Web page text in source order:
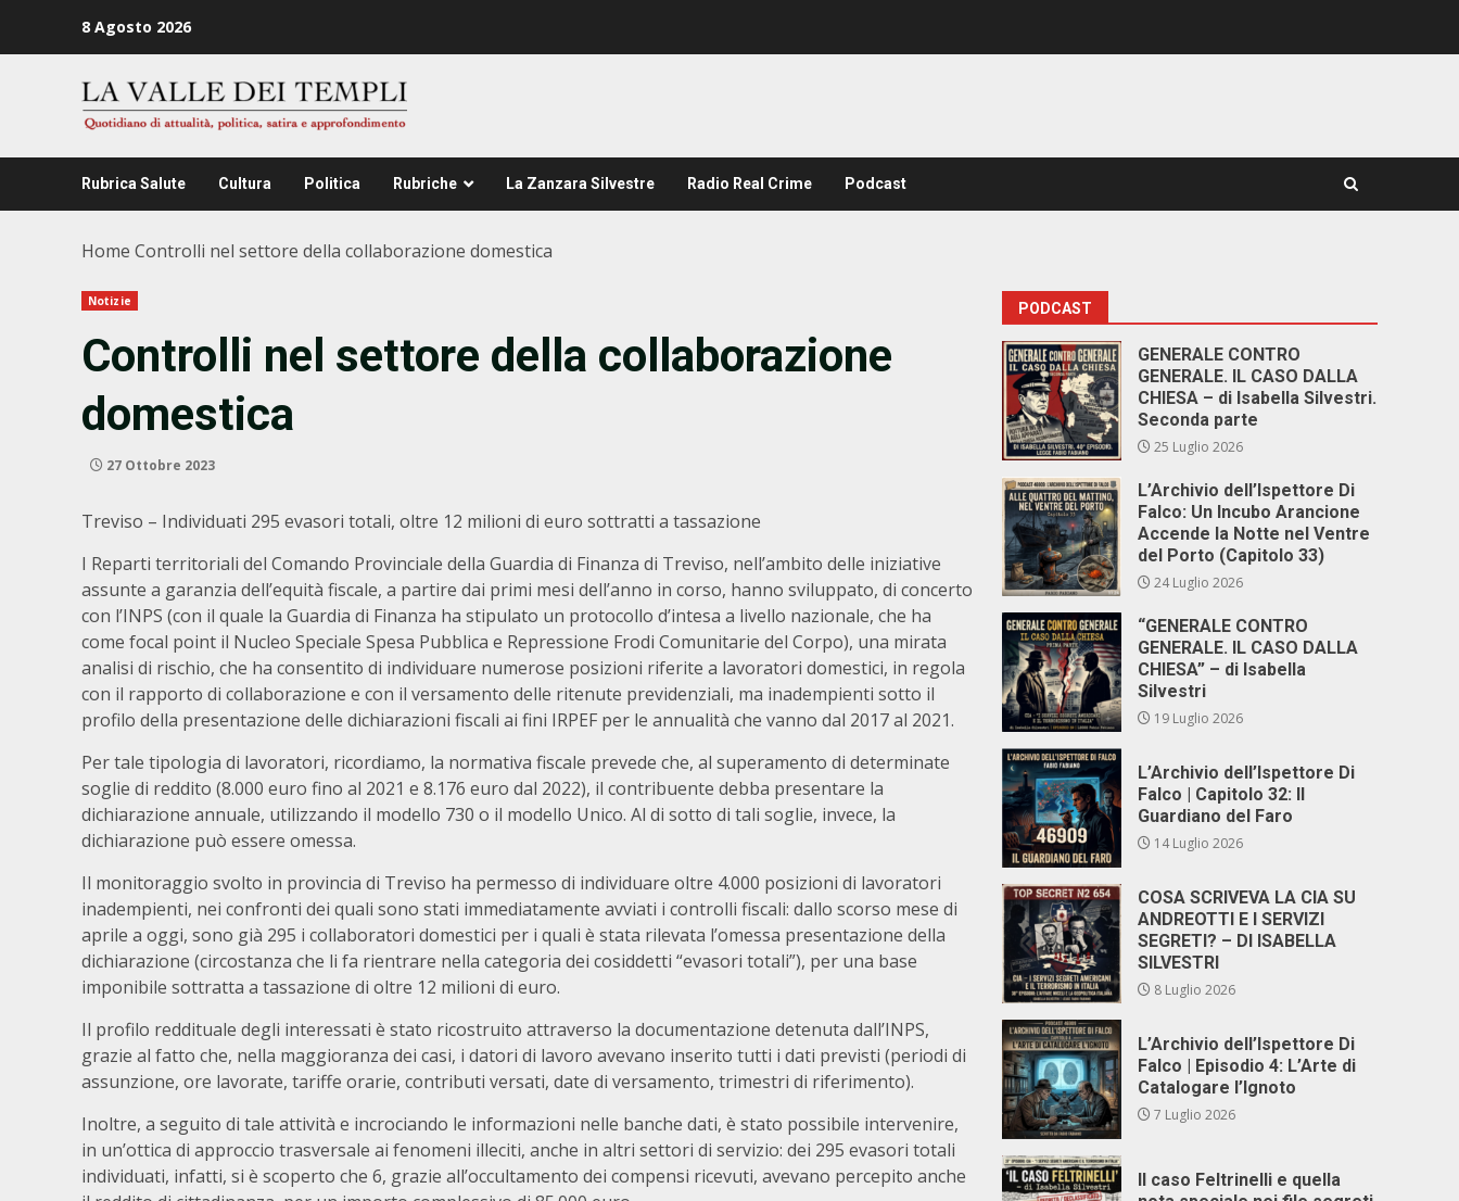
8 Agosto 2026
Rubrica Salute Cultura Politica Rubriche La Zanzara Silvestre Radio Real Crime Podcast
Home Controlli nel settore della collaborazione domestica
Notizie
Controlli nel settore della collaborazione
domestica
27 Ottobre 2023
Treviso – Individuati 295 evasori totali, oltre 12 milioni di euro sottratti a tassazione
I Reparti territoriali del Comando Provinciale della Guardia di Finanza di Treviso, nell’ambito delle iniziative
assunte a garanzia dell’equità fiscale, a partire dai primi mesi dell’anno in corso, hanno sviluppato, di concerto
con l’INPS (con il quale la Guardia di Finanza ha stipulato un protocollo d’intesa a livello nazionale, che ha
come focal point il Nucleo Speciale Spesa Pubblica e Repressione Frodi Comunitarie del Corpo), una mirata
analisi di rischio, che ha consentito di individuare numerose posizioni riferite a lavoratori domestici, in regola
con il rapporto di collaborazione e con il versamento delle ritenute previdenziali, ma inadempienti sotto il
profilo della presentazione delle dichiarazioni fiscali ai fini IRPEF per le annualità che vanno dal 2017 al 2021.
Per tale tipologia di lavoratori, ricordiamo, la normativa fiscale prevede che, al superamento di determinate
soglie di reddito (8.000 euro fino al 2021 e 8.176 euro dal 2022), il contribuente debba presentare la
dichiarazione annuale, utilizzando il modello 730 o il modello Unico. Al di sotto di tali soglie, invece, la
dichiarazione può essere omessa.
Il monitoraggio svolto in provincia di Treviso ha permesso di individuare oltre 4.000 posizioni di lavoratori
inadempienti, nei confronti dei quali sono stati immediatamente avviati i controlli fiscali: dallo scorso mese di
aprile a oggi, sono già 295 i collaboratori domestici per i quali è stata rilevata l’omessa presentazione della
dichiarazione (circostanza che li fa rientrare nella categoria dei cosiddetti “evasori totali”), per una base
imponibile sottratta a tassazione di oltre 12 milioni di euro.
Il profilo reddituale degli interessati è stato ricostruito attraverso la documentazione detenuta dall’INPS,
grazie al fatto che, nella maggioranza dei casi, i datori di lavoro avevano inserito tutti i dati previsti (periodi di
assunzione, ore lavorate, tariffe orarie, contributi versati, date di versamento, trimestri di riferimento).
Inoltre, a seguito di tale attività e incrociando le informazioni nelle banche dati, è stato possibile intervenire,
in un’ottica di approccio trasversale ai fenomeni illeciti, anche in altri settori di servizio: dei 295 evasori totali
individuati, infatti, si è scoperto che 6, grazie all’occultamento dei compensi ricevuti, avevano percepito anche
PODCAST
GENERALE CONTRO
GENERALE. IL CASO DALLA
CHIESA – di Isabella Silvestri.
Seconda parte
25 Luglio 2026
L’Archivio dell’Ispettore Di
Falco: Un Incubo Arancione
Accende la Notte nel Ventre
del Porto (Capitolo 33)
24 Luglio 2026
“GENERALE CONTRO
GENERALE. IL CASO DALLA
CHIESA” – di Isabella
Silvestri
19 Luglio 2026
L’Archivio dell’Ispettore Di
Falco | Capitolo 32: Il
Guardiano del Faro
14 Luglio 2026
COSA SCRIVEVA LA CIA SU
ANDREOTTI E I SERVIZI
SEGRETI? – DI ISABELLA
SILVESTRI
8 Luglio 2026
L’Archivio dell’Ispettore Di
Falco | Episodio 4: L’Arte di
Catalogare l’Ignoto
7 Luglio 2026
Il caso Feltrinelli e quella